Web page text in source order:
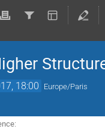
18:00 Europe/Paris